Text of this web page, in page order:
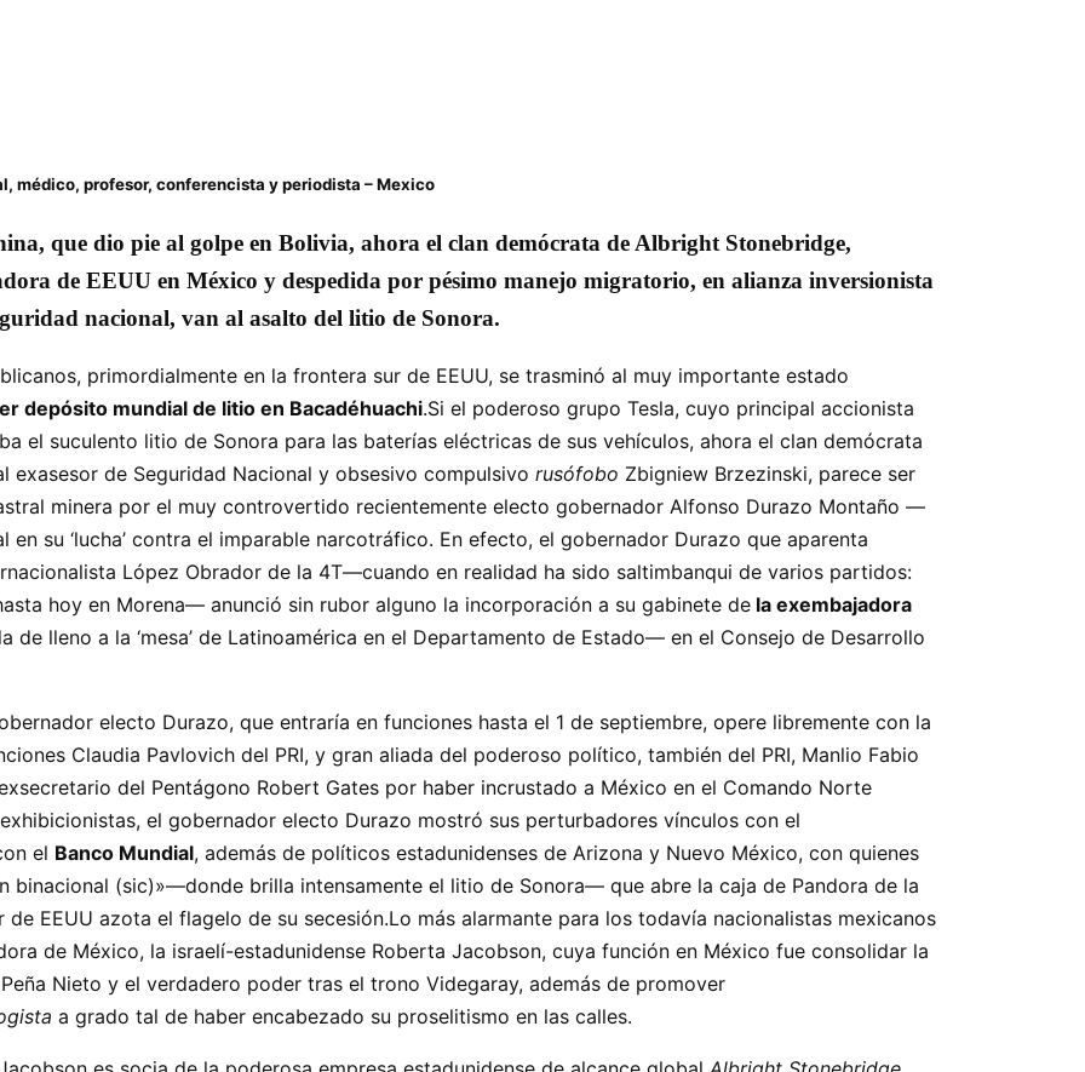
médico, profesor, conferencista y periodista – Mexico
que dio pie al golpe en Bolivia, ahora el clan demócrata de Albright Stonebridge,
de EEUU en México y despedida por pésimo manejo migratorio, en alianza inversionista
nacional, van al asalto del litio de Sonora.
primordialmente en la frontera sur de EEUU, se trasminó al muy importante estado
depósito mundial de litio en Bacadéhuachi.Si el poderoso grupo Tesla, cuyo principal accionista
el suculento litio de Sonora para las baterías eléctricas de sus vehículos, ahora el clan demócrata
exasesor de Seguridad Nacional y obsesivo compulsivo rusófobo Zbigniew Brzezinski, parece ser
minera por el muy controvertido recientemente electo gobernador Alfonso Durazo Montaño —
su ‘lucha’ contra el imparable narcotráfico. En efecto, el gobernador Durazo que aparenta
López Obrador de la 4T—cuando en realidad ha sido saltimbanqui de varios partidos:
hoy en Morena— anunció sin rubor alguno la incorporación a su gabinete de la exembajadora
de lleno a la ‘mesa’ de Latinoamérica en el Departamento de Estado— en el Consejo de Desarrollo
electo Durazo, que entraría en funciones hasta el 1 de septiembre, opere libremente con la
Claudia Pavlovich del PRI, y gran aliada del poderoso político, también del PRI, Manlio Fabio
del Pentágono Robert Gates por haber incrustado a México en el Comando Norte
el gobernador electo Durazo mostró sus perturbadores vínculos con el
el Banco Mundial, además de políticos estadunidenses de Arizona y Nuevo México, con quienes
binacional (sic)»—donde brilla intensamente el litio de Sonora— que abre la caja de Pandora de la
EEUU azota el flagelo de su secesión.Lo más alarmante para los todavía nacionalistas mexicanos
de México, la israelí-estadunidense Roberta Jacobson, cuya función en México fue consolidar la
Nieto y el verdadero poder tras el trono Videgaray, además de promover
a grado tal de haber encabezado su proselitismo en las calles.